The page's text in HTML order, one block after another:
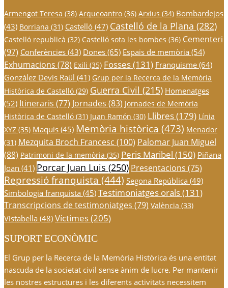
Armengot Teresa (38) Arqueoantro (36) Arxius (34) Bombardejos
(43) Borriana (31) Castelló (47) Castelló de la Plana (282)
Castelló republicà (32) Castelló sota les bombes (36) Cementeri
(97) Conferències (43) Dones(65) Espais de memòria (54)
Exhumacions (78) Exili (35) Fosses(131) Franquisme(64)
González Devis Raül (41) Grup per la Recerca de la Memòria
Històrica de Castelló (29) Guerra Civil (215) Homenatges
(52) Itineraris (77) Jornades (83) Jornades de Memòria
Històrica de Castelló (31) Juan Ramón (30) Llibres(179) Línia
XYZ (35) Maquis (45) Memòria històrica (473) Menador
(31) Mezquita Broch Francesc (100) Palomar Juan Miguel
(88) Patrimoni de la memòria (35) Peris Maribel (150) Piñana
Joan (41) Porcar Juan Luis (250) Presentacions (75)
Repressió franquista (444) Segona República (49)
Simbologia franquista (45) Testimoniatges orals(131)
Transcripcions de testimoniatges (79) València (33)
Vistabella (48) Víctimes(205)
SUPORT ECONÒMIC
El Grup per la Recerca de la Memòria Històrica és una entitat
nascuda de la societat civil sense ànim de lucre. Per mantenir
les nostres estructures i les diferents activitats necessitem